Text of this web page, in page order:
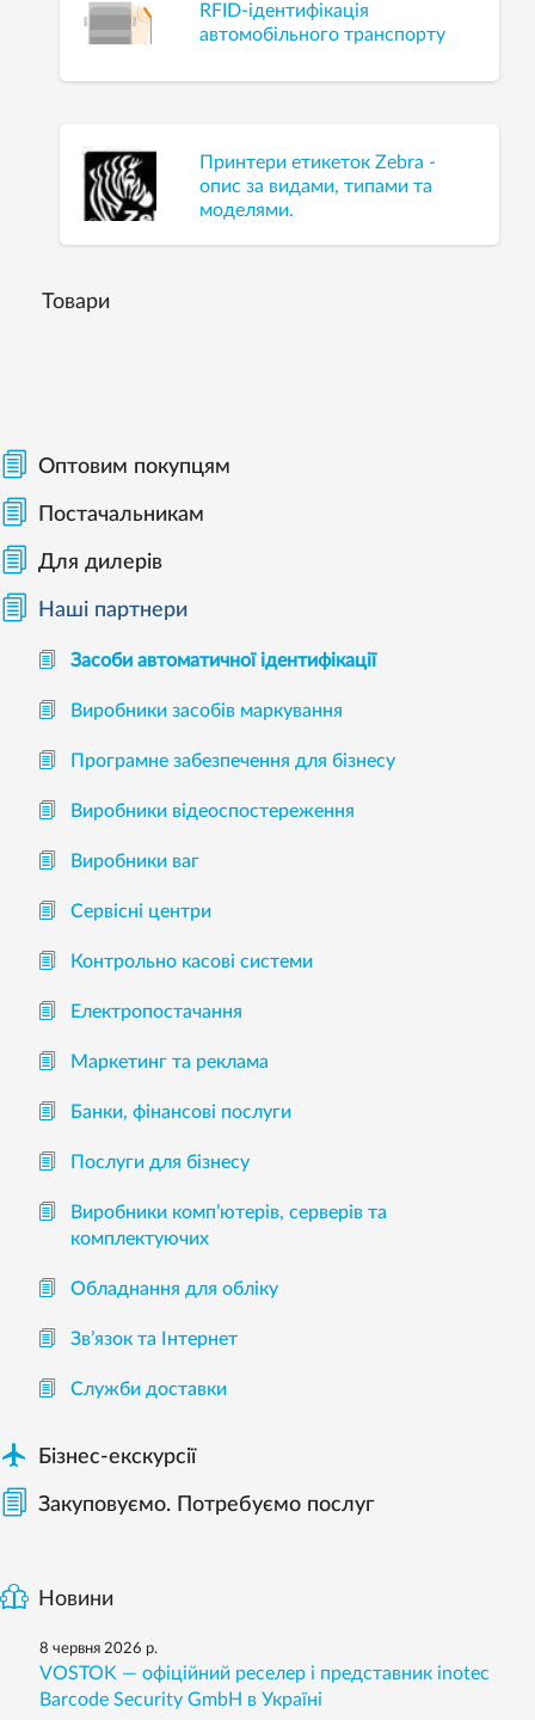
RFID-ідентифікація
автомобільного транспорту
Принтери етикеток Zebra -
опис за видами, типами та
моделями.
Товари
Оптовим покупцям
Постачальникам
Для дилерів
Наші партнери
Засоби автоматичної ідентифікації
Виробники засобів маркування
Програмне забезпечення для бізнесу
Виробники відеоспостереження
Виробники ваг
Сервісні центри
Контрольно касові системи
Електропостачання
Маркетинг та реклама
Банки, фінансові послуги
Послуги для бізнесу
Виробники комп’ютерів, серверів та
комплектуючих
Обладнання для обліку
Зв’язок та Інтернет
Служби доставки
 Бізнес-екскурсії
Закуповуємо. Потребуємо послуг
Новини
8 червня 2026 р.
VOSTOK — офіційний реселер і представник inotec
Barcode Security GmbH в Україні